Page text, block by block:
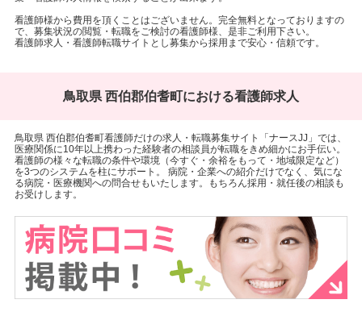
看護師様から費用を頂くことはございません。完全無料となっておりますの
で、募集状況の閲覧・転職をご検討の看護師様、是非ご利用下さい。
看護師求人・看護師転職サイトとし募集から採用まで安心・信頼です。
鳥取県 西伯郡伯耆町における看護師求人
鳥取県 西伯郡伯耆町看護師だけの求人・転職募集サイト「ナースJJ」では、
医療関係に10年以上携わった経験者の相談員が転職をきめ細かにお手伝い。
看護師の様々な転職の条件や環境（今すぐ・余裕をもって・地域限定など）
を3つのシステムを柱にサポート。 病院・企業への紹介だけでなく、気にな
る病院・医療機関への問合せもいたします。もちろん採用・就任後の相談も
お受けします。